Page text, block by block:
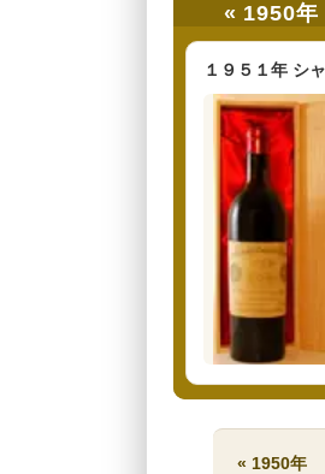
« 1950年
１９５１年 シ
« 1950年